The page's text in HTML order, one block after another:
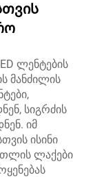
ლენტების
მანძილის
სიგრძის
იმ
ისინი
ლაქები